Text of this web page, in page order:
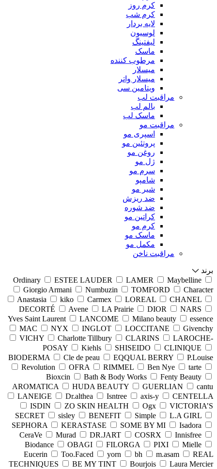
کرم روز
کرم شب
لایه بردار
لوسیون
لیفتینگ
ماسک
مرطوب کننده
میسلار
میسلار واتر
ویتامین سی
مراقبت لب
بالم لب
ماسک لب
مراقبت مو
اسپری مو
پروتئین مو
روغن مو
ژل مو
سرم مو
شامپو
شیر مو
ضد ریزش
ضد شوره
کراتین مو
کرم مو
ماسک مو
مکمل مو
مراقبت ناخن
برند
Ordinary
ESTEE LAUDER LAMER
Maybelline
Giorgio Armani
Numbuzin TOMFORD
Character
Anastasia
kiko Carmex LOREAL
CHANEL
DECORTÉ
Avene LA Prairie DIOR
NARS
Yves Saint Laurent
LANCOME Milano beauty
essence
MAC
NYX INGLOT LOCCITANE
Givenchy
VICHY
Charlotte Tillbury CLARINS
LAROCHE-
POSAY
Kiehls SHISEIDO
CLINIQUE
BIODERMA
Cle de peau EQQUAL BERRY
P.Louise
Revolution
OFRA RIMMEL Ben Nye
tarte
Bioxcin
Bath & Body Works
Fenty Beauty
AROMATICA
HUDA BEAUTY GUERLIAN
cantu
LANEIGE
Dr.althea Isntree axis-y
CENTELLA
ISDIN
ZO SKIN HEALTH Ogx
VICTORIA’S
SECRET
sisley BENEFIT Simple
L.A GIRL
SEPHORA
KERASTASE SOME BY MI
Isadora
CeraVe
Murad DR.JART COSRX
Innisfree
Biodance
OBAGI FILORGA PIXI
Mielle
Eucerin
Too.Faced yorn bh m.asam
REAL
TECHNIQUES
BE MY TINT Bourjois
Laura Mercier